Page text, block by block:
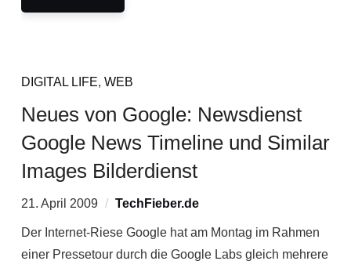
DIGITAL LIFE, WEB
Neues von Google: Newsdienst
Google News Timeline und Similar
Images Bilderdienst
21. April 2009 TechFieber.de
Der Internet-Riese Google hat am Montag im Rahmen
einer Pressetour durch die Google Labs gleich mehrere